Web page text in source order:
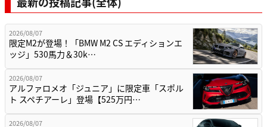
2026/08/07
限定M2が登場！「BMW M2 CS エディションエ
ッジ」530馬力＆30k…
2026/08/07
アルファロメオ「ジュニア」に限定車「スポル
ト スペチアーレ」登場【525万円…
2026/08/07